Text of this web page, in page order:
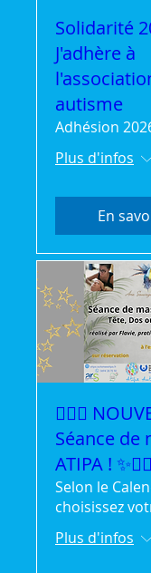
Solidarité
J'adhère à
autisme
Adhésion
Plus d'infos
En
💆‍♀️✨
Séance de
ATIPA ! ✨💆‍♂️
Selon le
choisissez
Plus d'infos